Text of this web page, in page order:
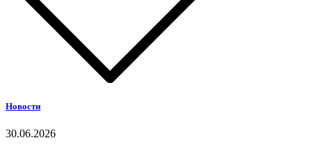
Новости
30.06.2026